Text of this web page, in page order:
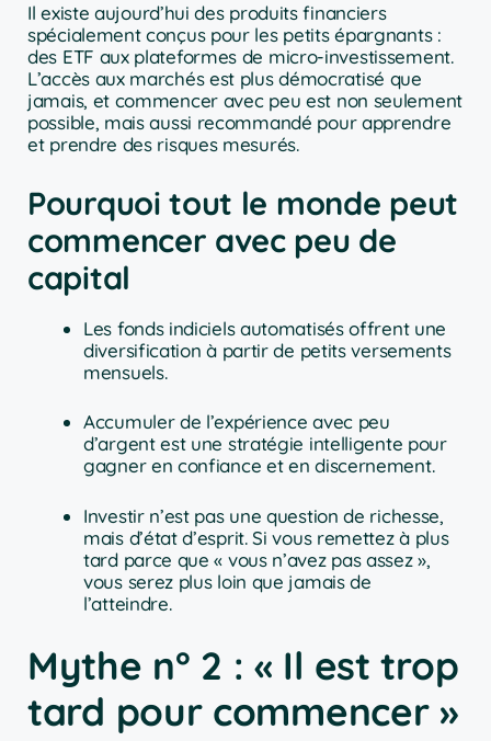
Il existe aujourd’hui des produits financiers
spécialement conçus pour les petits épargnants :
des ETF aux plateformes de micro-investissement.
L’accès aux marchés est plus démocratisé que
jamais, et commencer avec peu est non seulement
possible, mais aussi recommandé pour apprendre
et prendre des risques mesurés.
Pourquoi tout le monde peut
commencer avec peu de
capital
Les fonds indiciels automatisés offrent une
diversification à partir de petits versements
mensuels.
Accumuler de l’expérience avec peu
d’argent est une stratégie intelligente pour
gagner en confiance et en discernement.
Investir n’est pas une question de richesse,
mais d’état d’esprit. Si vous remettez à plus
tard parce que « vous n’avez pas assez »,
vous serez plus loin que jamais de
l’atteindre.
Mythe n° 2 : « Il est trop
tard pour commencer »